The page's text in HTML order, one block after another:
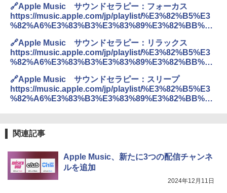
🔗Apple Music サウンドセラピー：フォーカス
https://music.apple.com/jp/playlist/%E3%82%B5%E3
%82%A6%E3%83%B3%E3%83%89%E3%82%BB%E3
%E3%83%95%E3%82%A9%E3%83%BC%E3%82%AB
%E3%82%B9/pl.6654fe3086ea43498ff05ed652d6367e
🔗Apple Music サウンドセラピー：リラックス
https://music.apple.com/jp/playlist/%E3%82%B5%E3
%82%A6%E3%83%B3%E3%83%89%E3%82%BB%E3
%E3%83%AA%E3%83%A9%E3%83%83%E3%82%AF
%E3%82%B9/pl.aa243b2eecf54b578949b64bf5923e7c
🔗Apple Music サウンドセラピー：スリープ
https://music.apple.com/jp/playlist/%E3%82%B5%E3
%82%A6%E3%83%B3%E3%83%89%E3%82%BB%E3
/pl.44a3d784112843c0b58b0db613eaebf4
関連記事
Apple Music、新たに3つの配信チャンネ
ルを追加
2024年12月11日